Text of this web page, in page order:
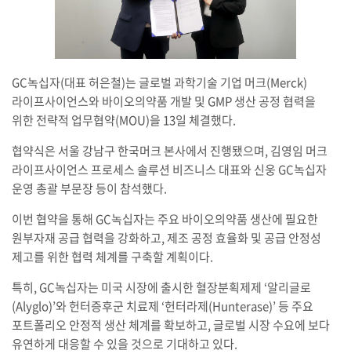
GC녹십자(대표 허은철)는 글로벌 과학기술 기업 머크(Merck)
라이프사이언스와 바이오의약품 개발 및 GMP 생산 공정 협력을
위한 전략적 업무협약(MOU)을 13일 체결했다.
협약식은 서울 강남구 한국머크 본사에서 진행됐으며, 김영임 머크
라이프사이언스 프로세스 솔루션 비즈니스 대표와 신웅 GC녹십자
운영 총괄 부문장 등이 참석했다.
이번 협약을 통해 GC녹십자는 주요 바이오의약품 생산에 필요한
원부자재 공급 협력을 강화하고, 제조 공정 효율화 및 공급 안정성
제고를 위한 협력 체계를 구축할 계획이다.
특히, GC녹십자는 미국 시장에 출시한 혈장분획제제 ‘알리글로
(Alyglo)’와 헌터증후군 치료제 ‘헌터라제(Hunterase)’ 등 주요
포트폴리오 안정적 생산 체계를 확보하고, 글로벌 시장 수요에 보다
유연하게 대응할 수 있을 것으로 기대하고 있다.